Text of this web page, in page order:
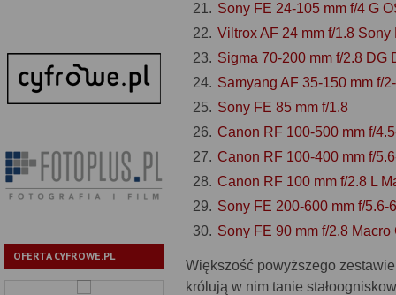
OFERTA CYFROWE.PL
Sony FE 24-105 mm f/4 G
Viltrox AF 24 mm f/1.8 Sony
Sigma 70-200 mm f/2.8 DG
Samyang AF 35-150 mm f/
Sony FE 85 mm f/1.8
Canon RF 100-500 mm f/
Canon RF 100-400 mm f/
Canon RF 100 mm f/2.8 L
Sony FE 200-600 mm f/5.6-
Sony FE 90 mm f/2.8 Macro
Większość powyższego
królują w nim tanie